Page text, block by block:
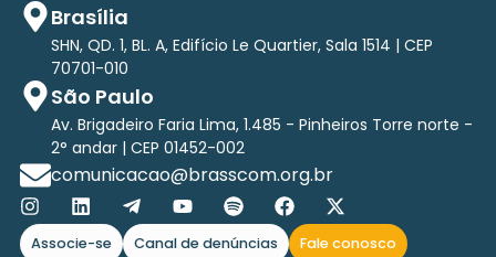
Brasília
SHN, QD. 1, BL. A, Edifício Le Quartier, Sala 1514 | CEP
70701-010
São Paulo
Av. Brigadeiro Faria Lima, 1.485 - Pinheiros Torre norte -
2° andar | CEP 01452-002
comunicacao@brasscom.org.br
Associe-se Canal de denúncias Fale conosco